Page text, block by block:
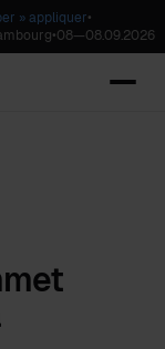
» appliquer•
•08—08.09.2026